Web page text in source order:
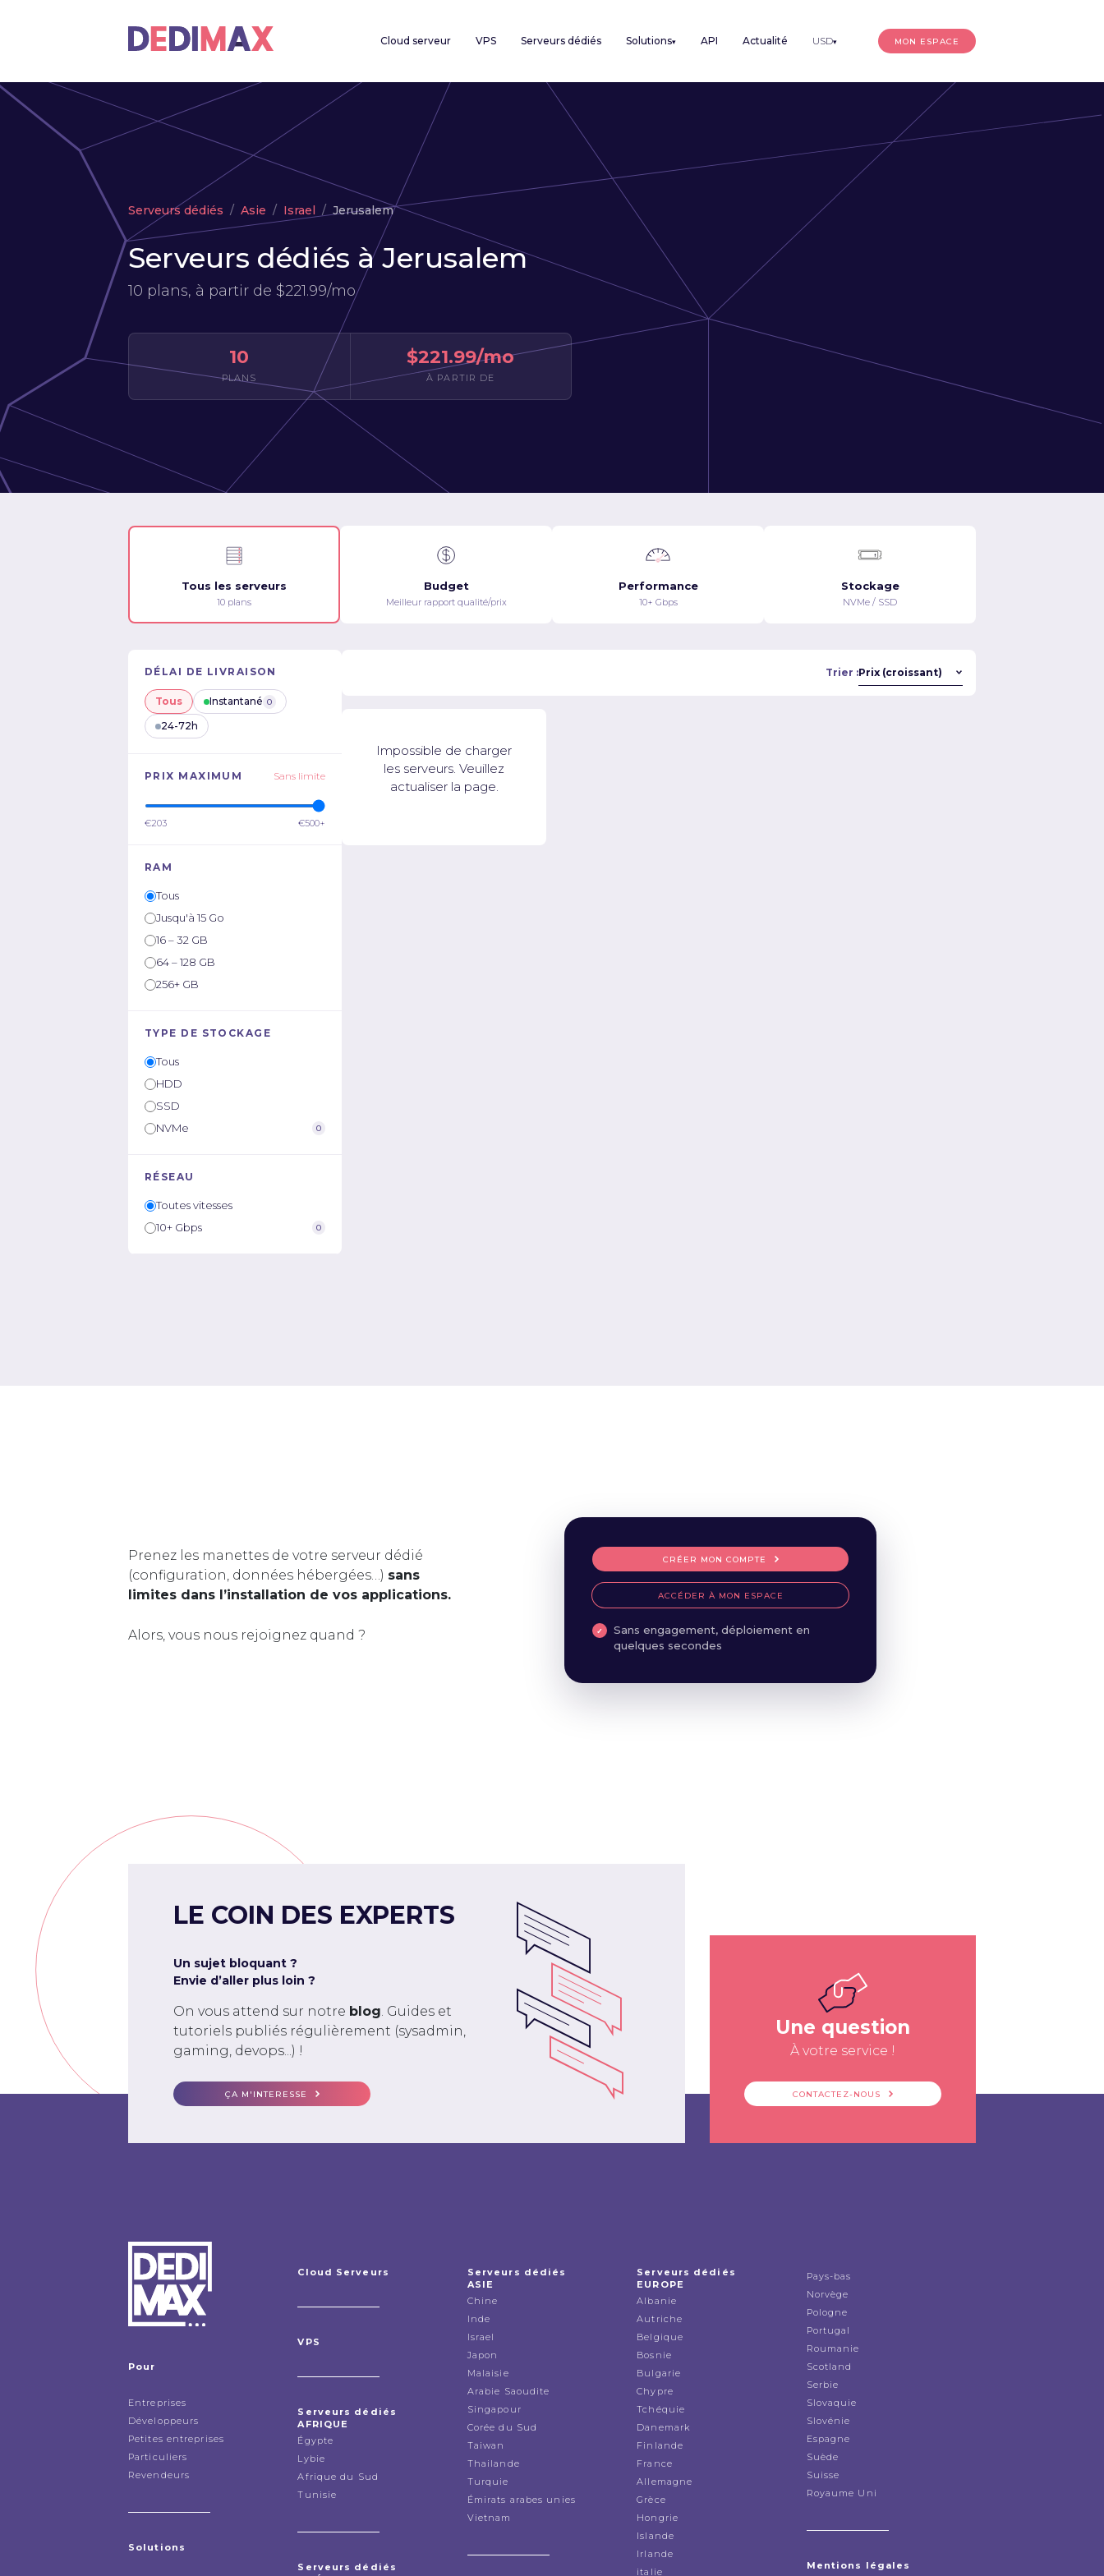
Cloud serveur VPS Serveurs dédiés Solutions▾ API Actualité USD▾ MON ESPACE
Serveurs dédiés Asie Israel Jerusalem
Serveurs dédiés à Jerusalem
10 plans, à partir de $221.99/mo
10
PLANS
$221.99/mo
À PARTIR DE
Tous les serveurs
10 plans
Budget
Meilleur rapport qualité/prix
Performance
10+ Gbps
Stockage
NVMe / SSD
DÉLAI DE LIVRAISON
Tous Instantané 0
24-72h
PRIX MAXIMUM Sans limite
€203 €500+
RAM
Tous
Jusqu'à 15 Go
16 – 32 GB
64 – 128 GB
256+ GB
TYPE DE STOCKAGE
Tous
HDD
SSD
NVMe
0
RÉSEAU
Toutes vitesses
10+ Gbps
0
Trier :
Impossible de charger
les serveurs. Veuillez
actualiser la page.
Prenez les manettes de votre serveur dédié
(configuration, données hébergées…) sans
limites dans l’installation de vos applications.
Alors, vous nous rejoignez quand ?
CRÉER MON COMPTE
ACCÉDER À MON ESPACE
Sans engagement, déploiement en
quelques secondes
LE COIN DES EXPERTS
Un sujet bloquant ?
Envie d’aller plus loin ?
On vous attend sur notre blog. Guides et
tutoriels publiés régulièrement (sysadmin,
gaming, devops...) !
ÇA M'INTERESSE
Une question
À votre service !
CONTACTEZ-NOUS
Pour
Entreprises
Développeurs
Petites entreprises
Particuliers
Revendeurs
Solutions
Cloud Serveurs
VPS
Serveurs dédiés
AFRIQUE
Égypte
Lybie
Afrique du Sud
Tunisie
Serveurs dédiés
Serveurs dédiés
ASIE
Chine
Inde
Israel
Japon
Malaisie
Arabie Saoudite
Singapour
Corée du Sud
Taiwan
Thailande
Turquie
Émirats arabes unies
Vietnam
Serveurs dédiés
EUROPE
Albanie
Autriche
Belgique
Bosnie
Bulgarie
Chypre
Tchéquie
Danemark
Finlande
France
Allemagne
Grèce
Hongrie
Islande
Irlande
italie
Pays-bas
Norvège
Pologne
Portugal
Roumanie
Scotland
Serbie
Slovaquie
Slovénie
Espagne
Suède
Suisse
Royaume Uni
Mentions légales